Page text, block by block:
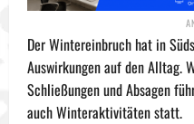
Der Wintereinbruch hat in
Auswirkungen auf den Alltag.
Schließungen und Absagen
auch Winteraktivitäten statt.